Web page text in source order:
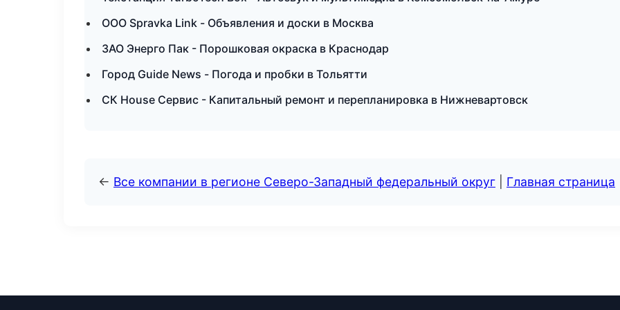
ООО Spravka Link - Объявления и доски в Москва
ЗАО Энерго Пак - Порошковая окраска в Краснодар
Город Guide News - Погода и пробки в Тольятти
СК House Сервис - Капитальный ремонт и перепланировка в Нижневартовск
← Все компании в регионе Северо-Западный федеральный округ Главная страница